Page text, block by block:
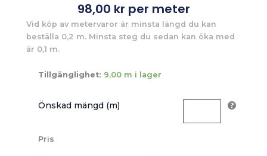
98,00 kr per meter
Vid köp av metervaror är minsta längd du kan
beställa 0,2 m. Minsta steg du sedan kan öka med
är 0,1 m.
Tillgänglighet: 9,00 m i lager
Önskad mängd (m)
Pris